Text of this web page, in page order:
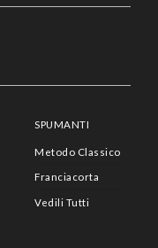
SPUMANTI
Metodo Classico
Franciacorta
Vedili Tutti